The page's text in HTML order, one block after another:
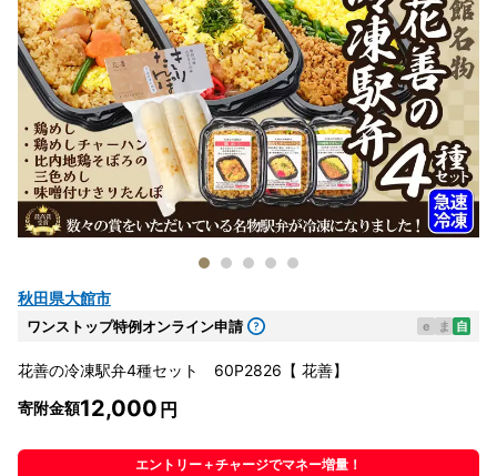
秋田県大館市
ワンストップ特例オンライン申請 e ま 自
花善の冷凍駅弁4種セット 60P2826【 花善】
寄附金額12,000
エントリー＋チャージでマネー増量！